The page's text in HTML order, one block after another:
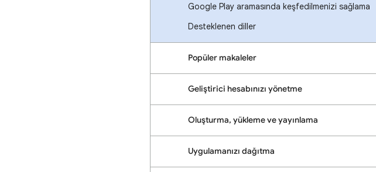
Google Play aramasında keşfedilmenizi sağlama
Desteklenen diller
Popüler makaleler
Geliştirici hesabınızı yönetme
Oluşturma, yükleme ve yayınlama
Uygulamanızı dağıtma